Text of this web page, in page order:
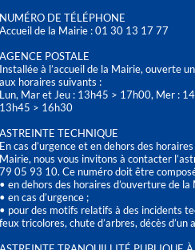
NUMÉRO DE TÉLÉPHONE
Accueil de la Mairie : 01 30 13 17 77
AGENCE POSTALE
Installée à l’accueil de la Mairie, ouverte
aux horaires suivants :
Lun, Mar et Jeu : 13h45 > 17h00, Mer :
13h45 > 16h30
ASTREINTE TECHNIQUE
En cas d’urgence et en dehors des
Mairie, nous vous invitons à contacter
79 05 93 10. Ce numéro doit être
• en dehors des horaires d’ouverture de la
• en cas d’urgence ;
• pour des motifs relatifs à des incidents
feux tricolores, chute d’arbres, décès d’un